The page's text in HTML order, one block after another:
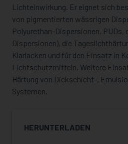
Lichteinwirkung. Er eignet sich
von pigmentierten wässrigen
Polyurethan-Dispersionen, PUDs,
Dispersionen), die
Klarlacken und für den Einsatz in
Lichtschutzmitteln. Weitere
Härtung von Dickschicht-,
Systemen.
HERUNTERLADEN